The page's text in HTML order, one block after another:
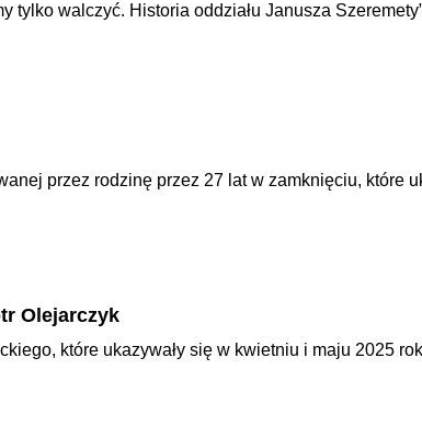
tylko walczyć. Historia oddziału Janusza
przez rodzinę przez 27 lat w zamknięciu, które
Olejarczyk
które ukazywały się w kwietniu i maju 2025